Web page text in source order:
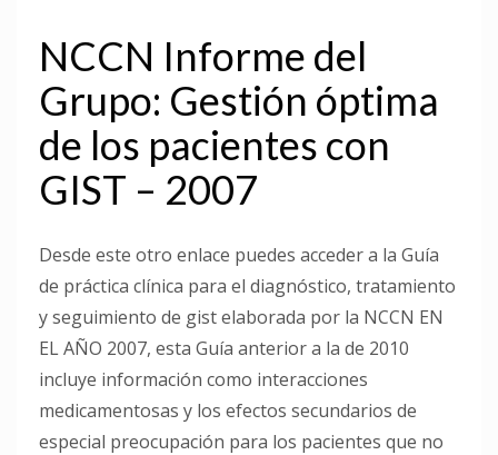
NCCN Informe del
Grupo: Gestión óptima
de los pacientes con
GIST – 2007
Desde este otro enlace puedes acceder a la Guía
de práctica clínica para el diagnóstico, tratamiento
y seguimiento de gist elaborada por la NCCN EN
EL AÑO 2007, esta Guía anterior a la de 2010
incluye información como interacciones
medicamentosas y los efectos secundarios de
especial preocupación para los pacientes que no